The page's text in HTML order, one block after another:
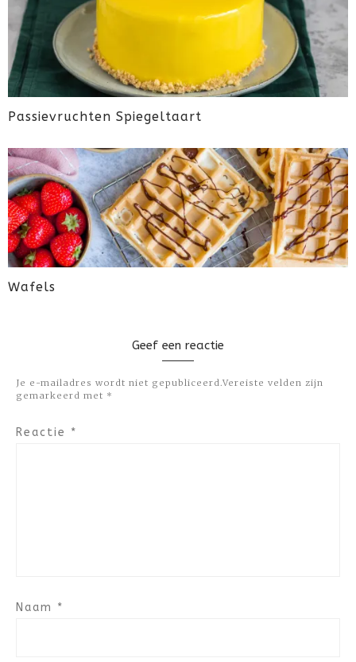
Passievruchten Spiegeltaart
Wafels
Geef een reactie
Je e-mailadres wordt niet gepubliceerd.Vereiste velden zijn
gemarkeerd met *
Reactie *
Naam *